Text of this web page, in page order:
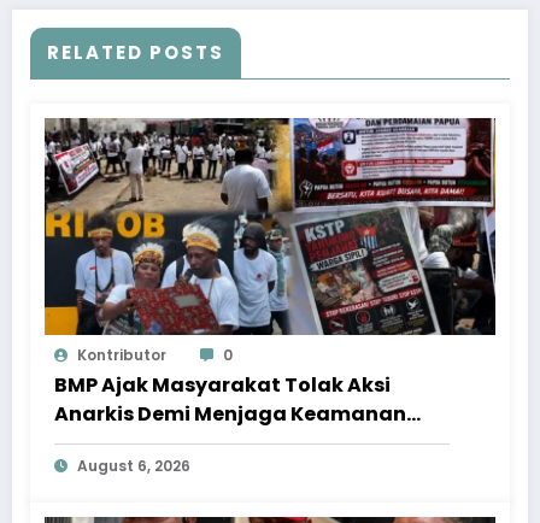
RELATED POSTS
Kontributor 0
BMP Ajak Masyarakat Tolak Aksi
Anarkis Demi Menjaga Keamanan
dan Pembangunan Papua
August 6, 2026